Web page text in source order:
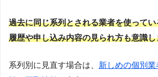
過去に同じ系列とされる業者を使って
履歴や申し込み内容の見られ方も意識
系列別に見直す場合は、 新しめの個別